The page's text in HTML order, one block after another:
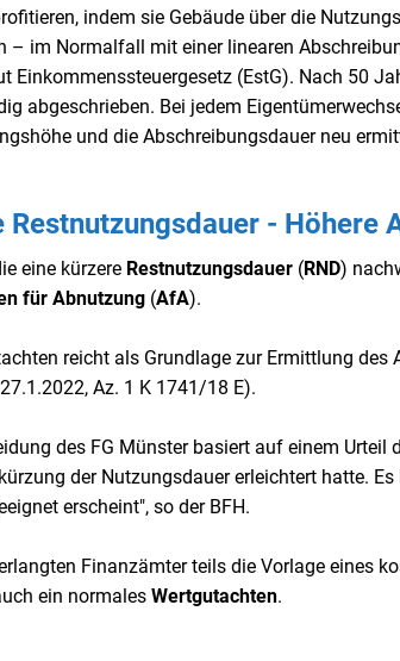
indem sie Gebäude über die
– im Normalfall mit einer linearen
Einkommenssteuergesetz (EstG). Nach 50
abgeschrieben. Bei jedem
und die Abschreibungsdauer neu
Restnutzungsdauer - Höhere
eine kürzere Restnutzungsdauer (RND)
für Abnutzung (AfA).
reicht als Grundlage zur Ermittlung des
Az. 1 K 1741/18 E).
des FG Münster basiert auf einem Urteil
der Nutzungsdauer erleichtert hatte.
erscheint", so der BFH.
Finanzämter teils die Vorlage eines
ein normales Wertgutachten.